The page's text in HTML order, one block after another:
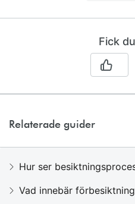
Fick
Relaterade guider
Hur ser
Vad innebär